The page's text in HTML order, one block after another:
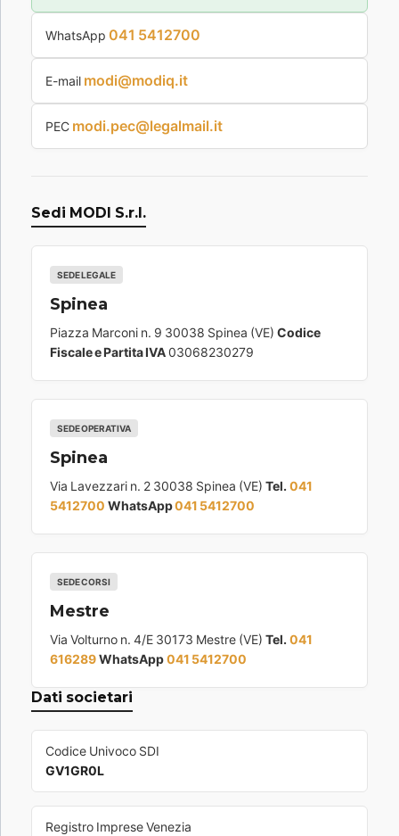
WhatsApp 041 5412700
E-mail modi@modiq.it
PEC modi.pec@legalmail.it
Sedi MODI S.r.l.
SEDE LEGALE
Spinea
Piazza Marconi n. 9 30038 Spinea (VE) Codice
Fiscale e Partita IVA03068230279
SEDE OPERATIVA
Spinea
Via Lavezzari n. 2 30038 Spinea (VE) Tel. 041
5412700 WhatsApp041 5412700
SEDE CORSI
Mestre
Via Volturno n. 4/E 30173 Mestre (VE) Tel. 041
616289WhatsApp041 5412700
Dati societari
Codice Univoco SDI
GV1GR0L
Registro Imprese Venezia